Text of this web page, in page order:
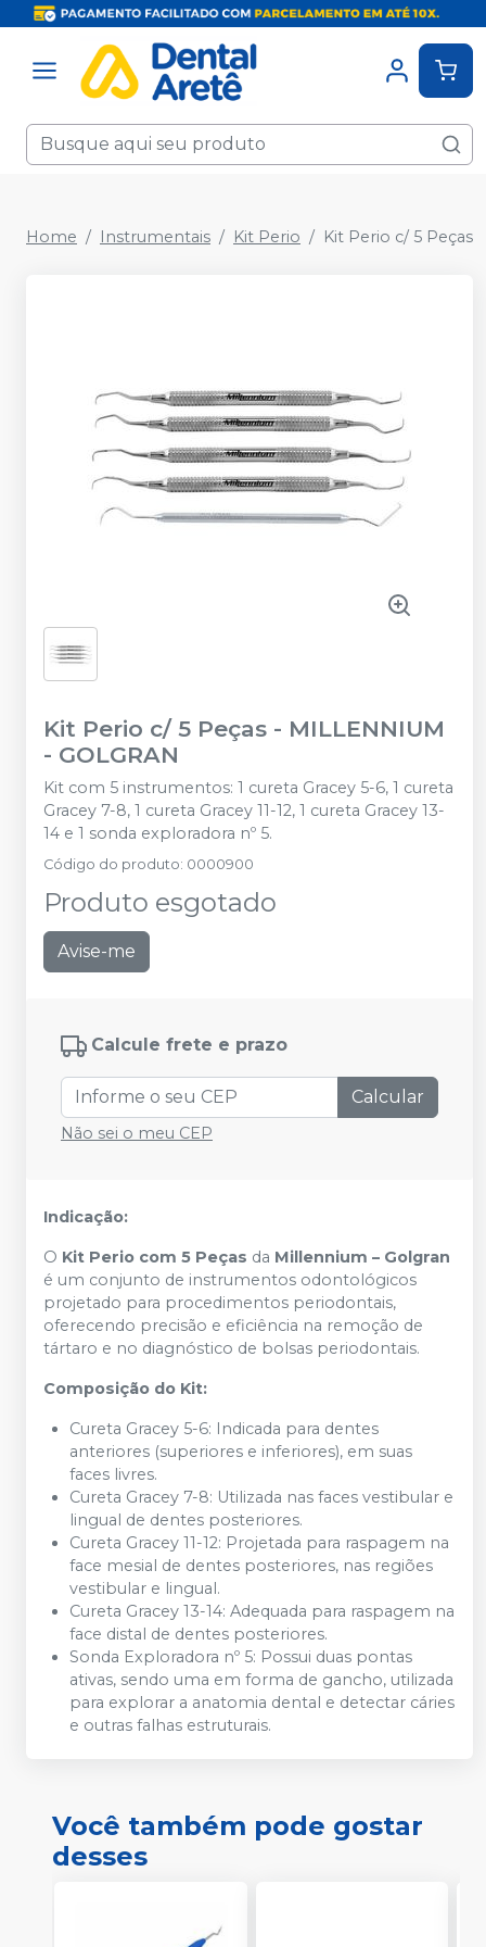
Home Instrumentais Kit Perio Kit Perio c/ 5 Peças
Kit Perio c/ 5 Peças - MILLENNIUM
- GOLGRAN
Kit com 5 instrumentos: 1 cureta Gracey 5-6, 1 cureta
Gracey 7-8, 1 cureta Gracey 11-12, 1 cureta Gracey 13-
14 e 1 sonda exploradora nº 5.
Código do produto: 0000900
Produto esgotado
Avise-me
Calcule frete e prazo
Calcular
Não sei o meu CEP
Indicação:
O Kit Perio com 5 Peças da Millennium – Golgran
é um conjunto de instrumentos odontológicos
projetado para procedimentos periodontais,
oferecendo precisão e eficiência na remoção de
tártaro e no diagnóstico de bolsas periodontais.
Composição do Kit:
Cureta Gracey 5-6: Indicada para dentes
anteriores (superiores e inferiores), em suas
faces livres.
Cureta Gracey 7-8: Utilizada nas faces vestibular e
lingual de dentes posteriores.
Cureta Gracey 11-12: Projetada para raspagem na
face mesial de dentes posteriores, nas regiões
vestibular e lingual.
Cureta Gracey 13-14: Adequada para raspagem na
face distal de dentes posteriores.
Sonda Exploradora nº 5: Possui duas pontas
ativas, sendo uma em forma de gancho, utilizada
para explorar a anatomia dental e detectar cáries
e outras falhas estruturais.
Você também pode gostar
desses